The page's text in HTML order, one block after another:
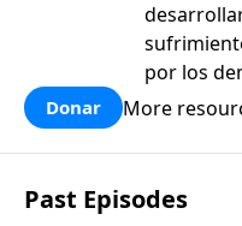
por los
Donar More
Past Episodes